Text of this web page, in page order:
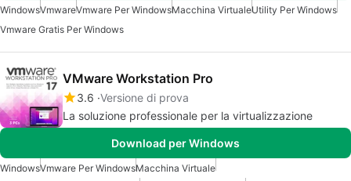
WindowsVmwareVmware Per WindowsMacchina VirtualeUtility Per Windows
Vmware Gratis Per Windows
VMware Workstation Pro
3.6 Versione di prova
La soluzione professionale per la virtualizzazione
Download per Windows
WindowsVmware Per WindowsMacchina Virtuale